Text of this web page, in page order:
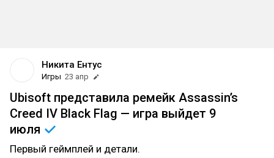
Никита Ентус
Игры 23 апр
Ubisoft представила ремейк Assassin’s
Creed IV Black Flag — игра выйдет 9
июля
Первый геймплей и детали.